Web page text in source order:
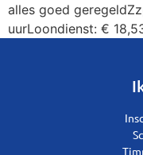
alles goed
uurLoondienst: €